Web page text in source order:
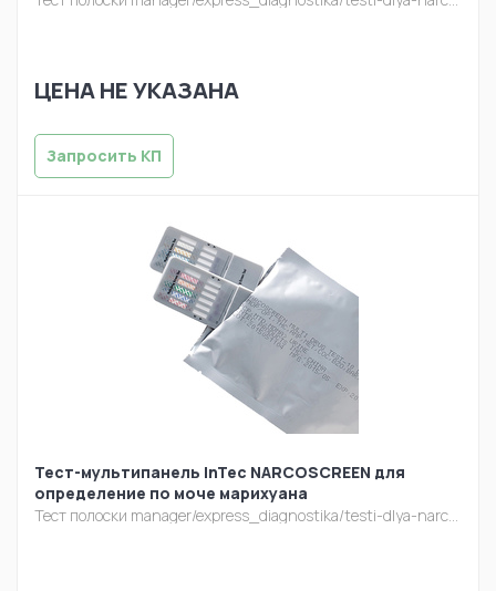
ЦЕНА НЕ УКАЗАНА
Запросить КП
Тест-мультипанель InTec NARCOSCREEN для
определение по моче марихуана
Тест полоски manager/express_diagnostika/testi-dlya-narcoscreen-multipanel-10-viyavleniya-narkotiche.jpg